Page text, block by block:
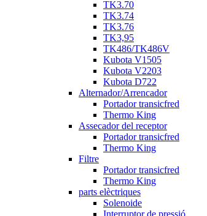
TK3.70
TK3.74
TK3.76
TK3,95
TK486/TK486V
Kubota V1505
Kubota V2203
Kubota D722
Alternador/Arrencador
Portador transicfred
Thermo King
Assecador del receptor
Portador transicfred
Thermo King
Filtre
Portador transicfred
Thermo King
parts elèctriques
Solenoide
Interruptor de pressió